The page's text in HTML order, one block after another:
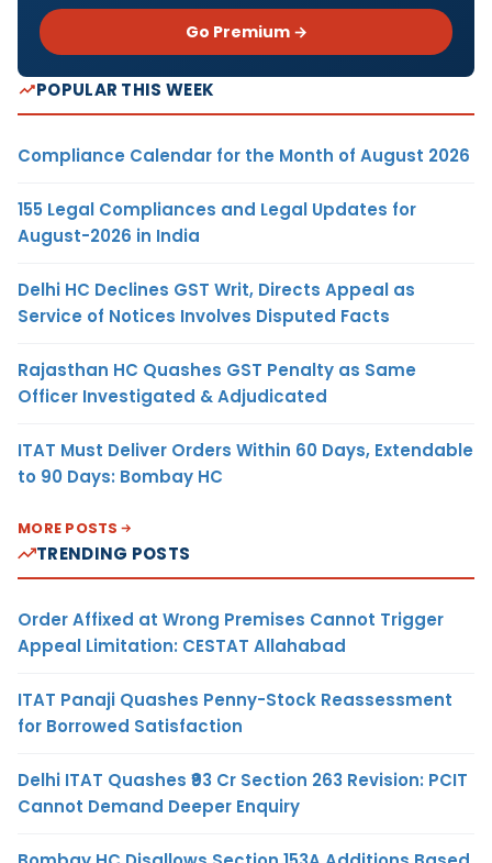
Go Premium →
POPULAR THIS WEEK
Compliance Calendar for the Month of August 2026
155 Legal Compliances and Legal Updates for
August-2026 in India
Delhi HC Declines GST Writ, Directs Appeal as
Service of Notices Involves Disputed Facts
Rajasthan HC Quashes GST Penalty as Same
Officer Investigated & Adjudicated
ITAT Must Deliver Orders Within 60 Days, Extendable
to 90 Days: Bombay HC
MORE POSTS
TRENDING POSTS
Order Affixed at Wrong Premises Cannot Trigger
Appeal Limitation: CESTAT Allahabad
ITAT Panaji Quashes Penny-Stock Reassessment
for Borrowed Satisfaction
Delhi ITAT Quashes ₹93 Cr Section 263 Revision: PCIT
Cannot Demand Deeper Enquiry